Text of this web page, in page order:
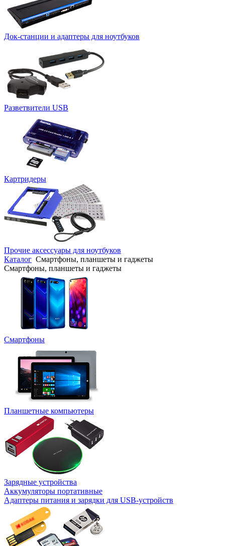
Док-станции и адаптеры для ноутбуков
Разветвители USB
Картридеры
Прочие аксессуары для ноутбуков
Каталог Смартфоны, планшеты и гаджеты
Смартфоны, планшеты и гаджеты
Смартфоны
Планшетные компьютеры
Зарядные устройства
Аккумуляторы портативные
Адаптеры питания и зарядки для USB-устройств